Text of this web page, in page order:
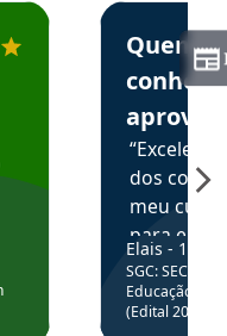
Concursos em
Estudante
Quem
aprova
dos
meu
para
colocar
através
de
Elais - 15/
SGC: SEC BA
Educação
(Edital